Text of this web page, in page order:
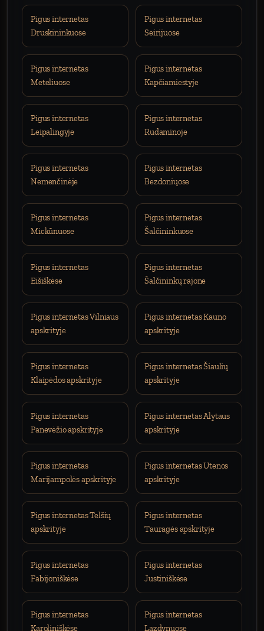
Pigus internetas
Druskininkuose
Pigus internetas
Seirijuose
Pigus internetas
Meteliuose
Pigus internetas
Kapčiamiestyje
Pigus internetas
Leipalingyje
Pigus internetas
Rudaminoje
Pigus internetas
Nemenčinėje
Pigus internetas
Bezdoniųose
Pigus internetas
Mickūnuose
Pigus internetas
Šalčininkuose
Pigus internetas
Eišiškėse
Pigus internetas
Šalčininkų rajone
Pigus internetas Vilniaus
apskrityje
Pigus internetas Kauno
apskrityje
Pigus internetas
Klaipėdos apskrityje
Pigus internetas Šiaulių
apskrityje
Pigus internetas
Panevėžio apskrityje
Pigus internetas Alytaus
apskrityje
Pigus internetas
Marijampolės apskrityje
Pigus internetas Utenos
apskrityje
Pigus internetas Telšių
apskrityje
Pigus internetas
Tauragės apskrityje
Pigus internetas
Fabijoniškėse
Pigus internetas
Justiniškėse
Pigus internetas
Karoliniškėse
Pigus internetas
Lazdynuose